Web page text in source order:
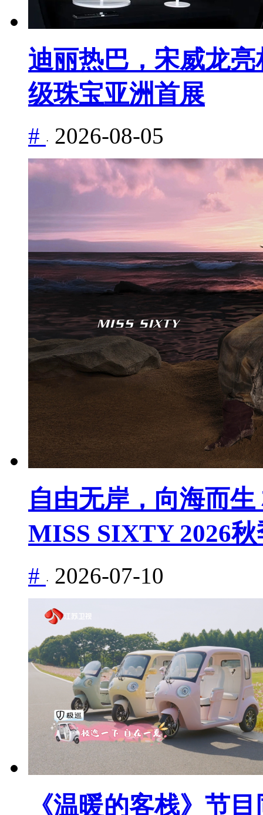
迪丽热巴，宋威龙
级珠宝亚洲首展
# · 2026-08-05
自由无岸，向海而
MISS SIXTY 2026
# · 2026-07-10
《温暖的客栈》节